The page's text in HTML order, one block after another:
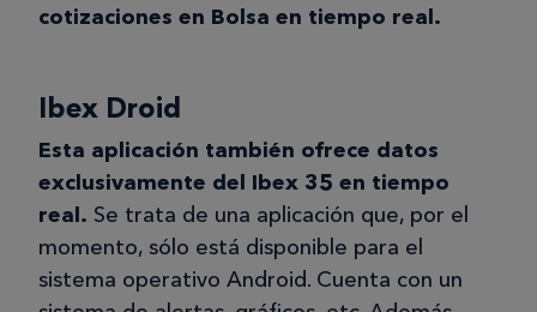
cotizaciones en Bolsa en tiempo real.
Ibex Droid
Esta aplicación también ofrece datos
exclusivamente del Ibex 35 en tiempo
real. Se trata de una aplicación que, por el
momento, sólo está disponible para el
sistema operativo Android. Cuenta con un